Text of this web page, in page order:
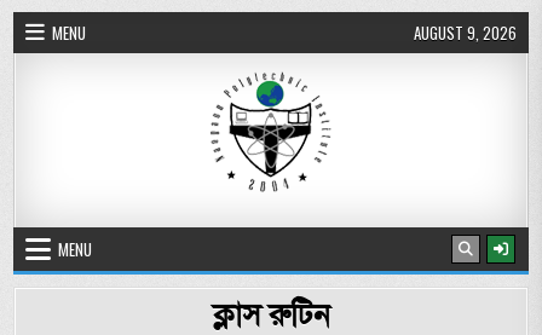
Skip to content
MENU AUGUST 9, 2026
MENU
ক্লাস রুটিন